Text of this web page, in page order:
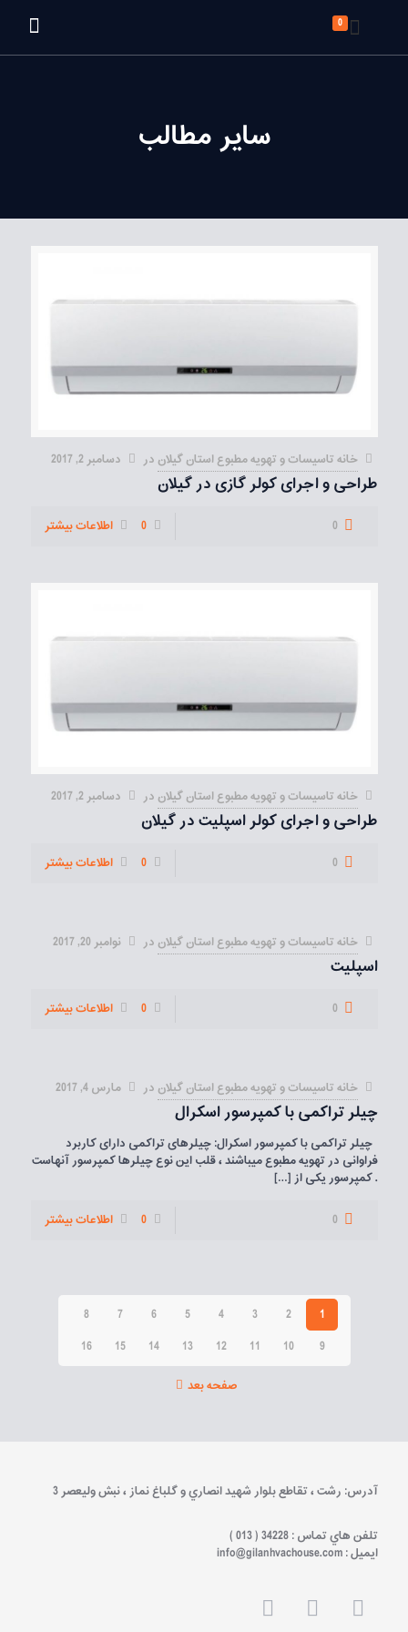
0
سایر مطالب
خانه تاسيسات و تهويه مطبوع استان گیلان در دسامبر 2, 2017
طراحی و اجرای کولر گازی در گیلان
0
0 اطلاعات بیشتر
خانه تاسيسات و تهويه مطبوع استان گیلان در دسامبر 2, 2017
طراحی و اجرای کولر اسپلیت در گیلان
0
0 اطلاعات بیشتر
خانه تاسيسات و تهويه مطبوع استان گیلان در نوامبر 20, 2017
اسپلیت
0
0 اطلاعات بیشتر
خانه تاسيسات و تهويه مطبوع استان گیلان در مارس 4, 2017
چیلر تراکمی با کمپرسور اسکرال
چیلر تراکمی با کمپرسور اسکرال: چیلرهای تراکمی دارای کاربرد
فراوانی در تهویه مطبوع میباشند ، قلب این نوع چیلرها کمپرسور آنهاست
. کمپرسور یکی از[…]
0
0 اطلاعات بیشتر
1
2
3
4
5
6
7
8
9
10
11
12
13
14
15
16
صفحه بعد
آدرس: رشت ، تقاطع بلوار شهيد انصاري و گلباغ نماز ، نبش وليعصر 3
تلفن هاي تماس : 34228 ( 013 )
ايميل : info@gilanhvachouse.com